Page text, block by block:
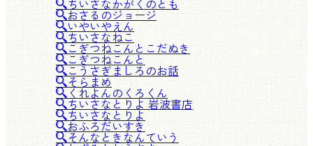
ちいさなかがくのとも
おさるのジョージ
いやいやえん
ちいさなねこ
こぎつねこんとこだぬき
こぎつねこんと
こうさぎましろのお話
そらまめ
くれよんのくろくん
ちいさなとりよ 岩波書店
ちいさなとりよ
おふろだいすき
そんなときなんていう